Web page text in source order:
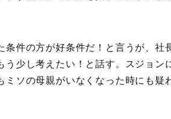
件の方が好条件だ！と言うが、社
少し考えたい！と話す。スジョン
ソの母親がいなくなった時にも疑